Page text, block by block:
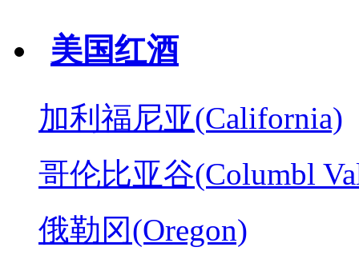
美国红酒
加利福尼亚(California)
哥伦比亚谷(Columbl
俄勒冈(Oregon)